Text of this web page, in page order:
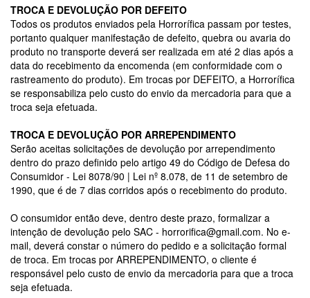
TROCA E DEVOLUÇÃO POR DEFEITO
Todos os produtos enviados pela Horrorífica passam por testes,
portanto qualquer manifestação de defeito, quebra ou avaria do
produto no transporte deverá ser realizada em até 2 dias após a
data do recebimento da encomenda (em conformidade com o
rastreamento do produto). Em trocas por DEFEITO, a Horrorífica
se responsabiliza pelo custo do envio da mercadoria para que a
troca seja efetuada.
TROCA E DEVOLUÇÃO POR ARREPENDIMENTO
Serão aceitas solicitações de devolução por arrependimento
dentro do prazo definido pelo artigo 49 do Código de Defesa do
Consumidor - Lei 8078/90 | Lei nº 8.078, de 11 de setembro de
1990, que é de 7 dias corridos após o recebimento do produto.
O consumidor então deve, dentro deste prazo, formalizar a
intenção de devolução pelo SAC - horrorifica@gmail.com. No e-
mail, deverá constar o número do pedido e a solicitação formal
de troca. Em trocas por ARREPENDIMENTO, o cliente é
responsável pelo custo de envio da mercadoria para que a troca
seja efetuada.